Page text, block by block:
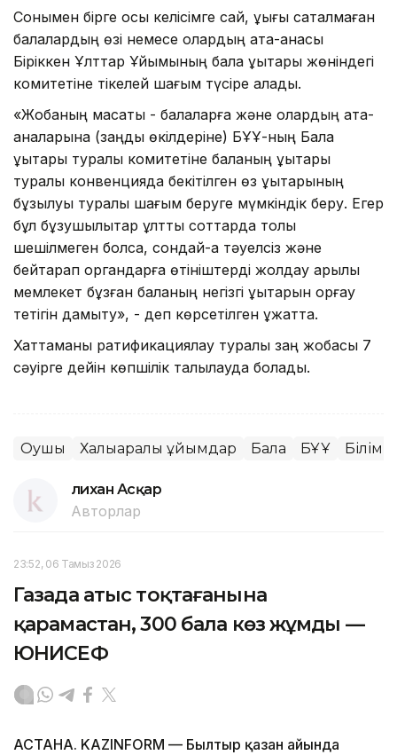
Сонымен бірге осы келісімге сай, құқығы сақталмаған
балалардың өзі немесе олардың ата-анасы
Біріккен Ұлттар Ұйымының бала құқықтары жөніндегі
комитетіне тікелей шағым түсіре алады.
«Жобаның мақсаты - балаларға және олардың ата-
аналарына (заңды өкілдеріне) БҰҰ-ның Бала
құқықтары туралы комитетіне баланың құқықтары
туралы конвенцияда бекітілген өз құқықтарының
бұзылуы туралы шағым беруге мүмкіндік беру. Егер
бұл бұзушылықтар ұлттық соттарда толық
шешілмеген болса, сондай-ақ тәуелсіз және
бейтарап органдарға өтініштерді жолдау арқылы
мемлекет бұзған баланың негізгі құқықтарын қорғау
тетігін дамыту», - деп көрсетілген құжатта.
Хаттаманы ратификациялау туралы заң жобасы 7
сәуірге дейін көпшілік талқылауда болады.
Оқушы Халықаралық ұйымдар Бала БҰҰ Білім
Әлихан Асқар
Авторлар
23:52, 06 Тамыз 2026
Газада атыс тоқтағанына
қарамастан, 300 бала көз жұмды —
ЮНИСЕФ
АСТАНА. KAZINFORM — Былтыр қазан айында